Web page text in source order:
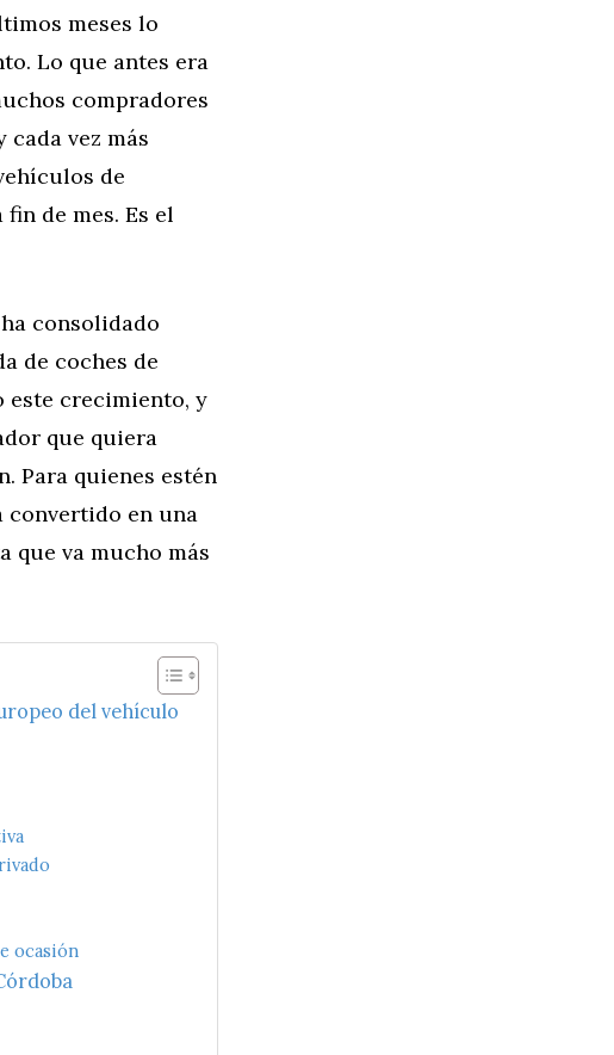
meses lo
Lo que antes era
compradores
vez más
de
de mes. Es el
consolidado
de coches de
este crecimiento, y
que quiera
Para quienes estén
convertido en una
que va mucho más
del vehículo
ocasión